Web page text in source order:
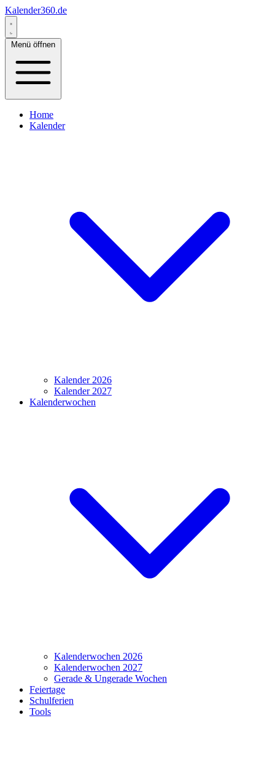
Kalender360.de
Menü öffnen
Home
Kalender
Kalender 2026
Kalender 2027
Kalenderwochen
Kalenderwochen 2026
Kalenderwochen 2027
Gerade & Ungerade Wochen
Feiertage
Schulferien
Tools